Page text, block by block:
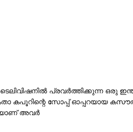
ടെലിവിഷനിൽ പ്രവർത്തിക്കുന്ന ഒരു
കപൂറിന്റെ സോപ്പ് ഓപ്പറയായ
അവർ